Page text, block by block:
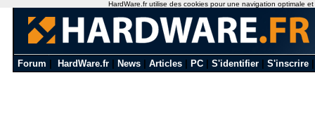
Forum HardWare.fr News Articles PC S'identifier S'inscrire
HardWare.fr utilise des cookies pour une navigation optimale